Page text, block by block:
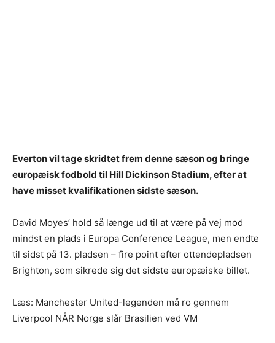
Everton vil tage skridtet frem denne sæson og bringe
europæisk fodbold til Hill Dickinson Stadium, efter at
have misset kvalifikationen sidste sæson.
David Moyes’ hold så længe ud til at være på vej mod
mindst en plads i Europa Conference League, men endte
til sidst på 13. pladsen – fire point efter ottendepladsen
Brighton, som sikrede sig det sidste europæiske billet.
Læs: Manchester United-legenden må ro gennem
Liverpool NÅR Norge slår Brasilien ved VM